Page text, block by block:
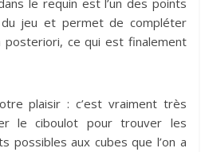
le requin est l’un des points
jeu et permet de compléter
ce qui est finalement
plaisir : c’est vraiment très
le ciboulot pour trouver les
possibles aux cubes que l’on a